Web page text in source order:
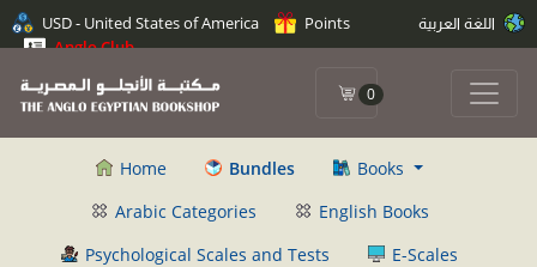
USD - United States of America
Points
Anglo Club
0
Home Bundles
Books
Arabic Categories
English Books
Psychological Scales and Tests
E-Scales